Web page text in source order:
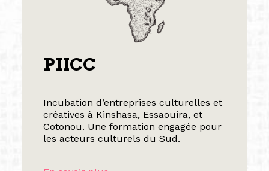
PIICC
Incubation d’entreprises culturelles et
créatives à Kinshasa, Essaouira, et
Cotonou. Une formation engagée pour
les acteurs culturels du Sud.